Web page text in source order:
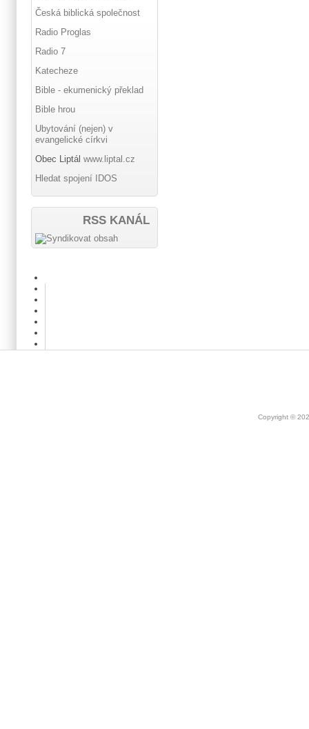
Česká biblická společnost
Radio Proglas
Radio 7
Katecheze
Bible - ekumenický překlad
Bible hrou
Ubytování (nejen) v
evangelické církvi
Obec Liptál www.liptal.cz
Hledat spojení IDOS
RSS KANÁL
Copyright ©